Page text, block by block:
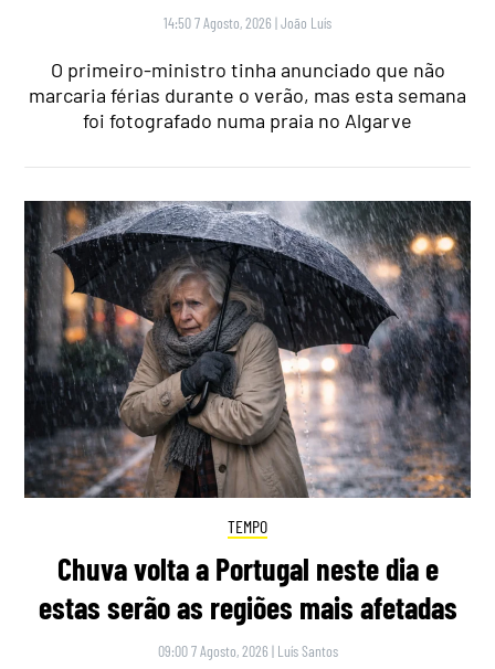
14:50 7 Agosto, 2026 |João Luís
O primeiro-ministro tinha anunciado que não
marcaria férias durante o verão, mas esta semana
foi fotografado numa praia no Algarve
TEMPO
Chuva volta a Portugal neste dia e
estas serão as regiões mais afetadas
09:00 7 Agosto, 2026 | Luís Santos